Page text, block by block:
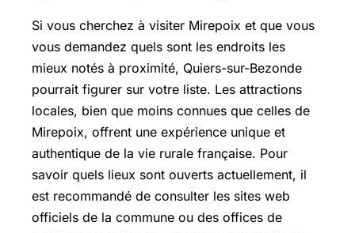
Si vous cherchez à visiter Mirepoix et que vous
vous demandez quels sont les endroits les
mieux notés à proximité, Quiers-sur-Bezonde
pourrait figurer sur votre liste. Les attractions
locales, bien que moins connues que celles de
Mirepoix, offrent une expérience unique et
authentique de la vie rurale française. Pour
savoir quels lieux sont ouverts actuellement, il
est recommandé de consulter les sites web
officiels de la commune ou des offices de